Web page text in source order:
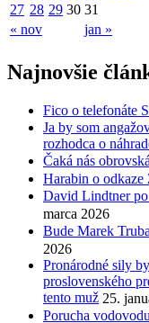
« nov jan »
27 28 29 30 31
Najnovšie
Fico o telefonáte
Ja by som
rozhodca o
Čaká nás
Harabin o odkaze
David Lindtner
marca 2026
Bude Marek
2026
Pronárodné sily
proslovenského
tento muž 25.
Porucha